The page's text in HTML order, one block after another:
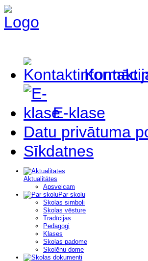
E-klase
Datu privātuma
Sīkdatnes
Aktualitātes
Apsveicam
Par skolu
Skolas simboli
Skolas vēsture
Tradīcijas
Pedagogi
Klases
Skolas padome
Skolēnu dome